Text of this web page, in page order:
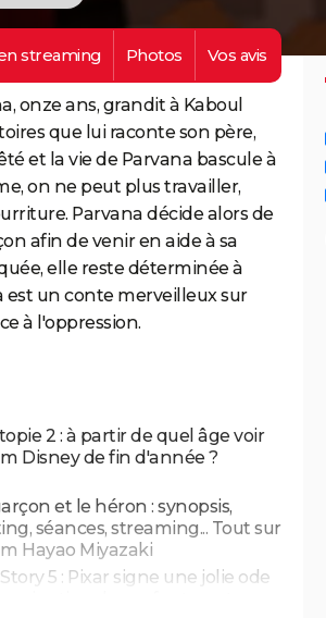
streaming Photos Vos avis
onze ans, grandit à Kaboul
que lui raconte son père,
et la vie de Parvana bascule à
on ne peut plus travailler,
Parvana décide alors de
afin de venir en aide à sa
elle reste déterminée à
est un conte merveilleux sur
à l'oppression.
2 : à partir de quel âge voir
Disney de fin d'année ?
et le héron : synopsis,
séances, streaming... Tout sur
Hayao Miyazaki
5 : Pixar signe une jolie ode
des enfants, notre